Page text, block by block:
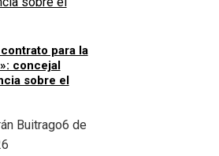
para la
concejal
sobre el
Buitrago6 de